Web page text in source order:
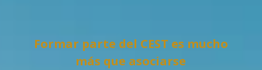
Formar parte del CEST es mucho
más que asociarse